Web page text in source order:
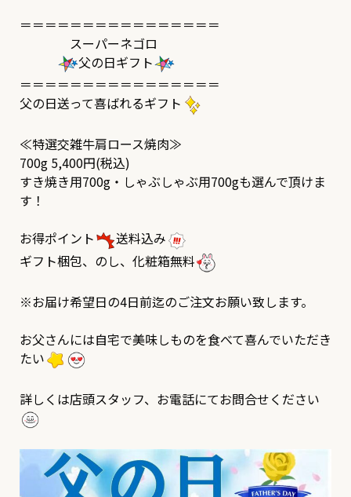
＝＝＝＝＝＝＝＝＝＝＝＝＝＝＝＝
スーパーネゴロ
父の日ギフト
＝＝＝＝＝＝＝＝＝＝＝＝＝＝＝＝
父の日送って喜ばれるギフト
≪特選交雑牛肩ロース焼肉≫
700g 5,400円(税込)
すき焼き用700g・しゃぶしゃぶ用700gも選んで頂けま
す！
お得ポイント
送料込み
ギフト梱包、のし、化粧箱無料
※お届け希望日の4日前迄のご注文お願い致します。
お父さんには自宅で美味しものを食べて喜んでいただき
たい
詳しくは店頭スタッフ、お電話にてお問合せください